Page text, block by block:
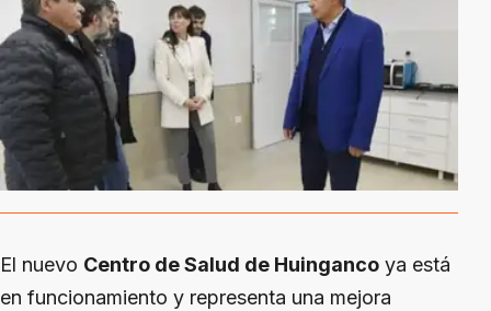
El nuevo Centro de Salud de Huinganco ya está
en funcionamiento y representa una mejora